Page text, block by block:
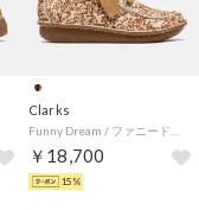
Clarks
￥18,700
15%